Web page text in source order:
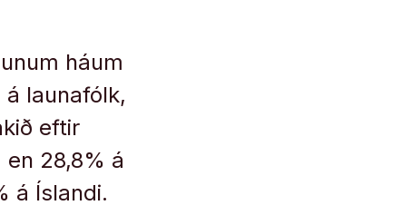
háum
launafólk,
eftir
28,8% á
á Íslandi.